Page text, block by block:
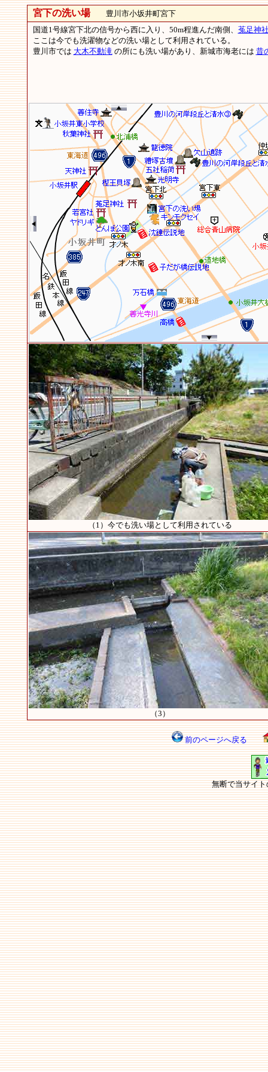
宮下の洗い場豊川市小坂井町宮下
国道1号線宮下北の信号から西に入り、50m程進んだ南側、 菟足神
ここは今でも洗濯物などの洗い場として利用されている。
豊川市では 大木不動滝の所にも洗い場があり、新城市海老には 昔
（1）今でも洗い場として利用されている
（3）
前のページへ戻る
無断で当サイ